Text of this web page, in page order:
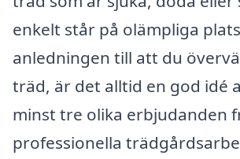
enkelt står på olämpliga
anledningen till att du
träd, är det alltid en god idé
minst tre olika erbjudanden
professionella